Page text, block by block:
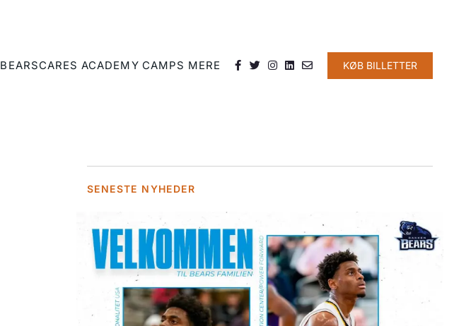
BEARSCARES ACADEMY CAMPS MERE KØB BILLETTER
SENESTE NYHEDER